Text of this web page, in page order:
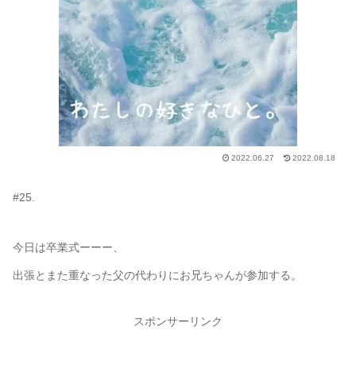
2022.06.27 2022.08.18
#25.
今日は卒業式ーーー、
出張とまた重なった父の代わりにお兄ちゃんが参加する。
スポンサーリンク